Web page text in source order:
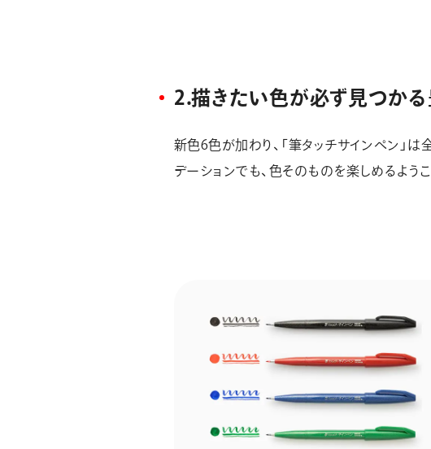
2.描きたい色が必ず見つかる
新色6色が加わり、「筆タッチサインペン」は
デーションでも、色そのものを楽しめるよう